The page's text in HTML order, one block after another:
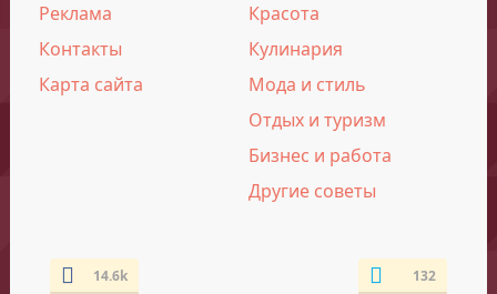
Реклама
Контакты
Карта сайта
Красота
Кулинария
Мода и стиль
Отдых и туризм
Бизнес и работа
Другие советы
14.6k 132